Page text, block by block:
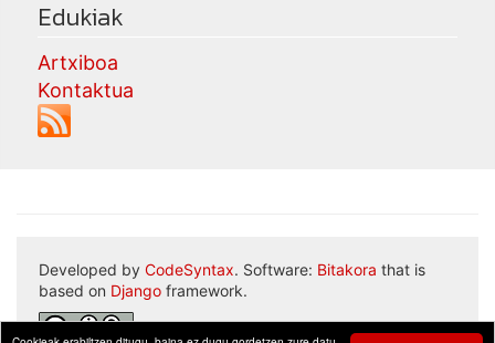
Edukiak
Artxiboa
Kontaktua
Developed by CodeSyntax. Software: Bitakora that is
based on Django framework.